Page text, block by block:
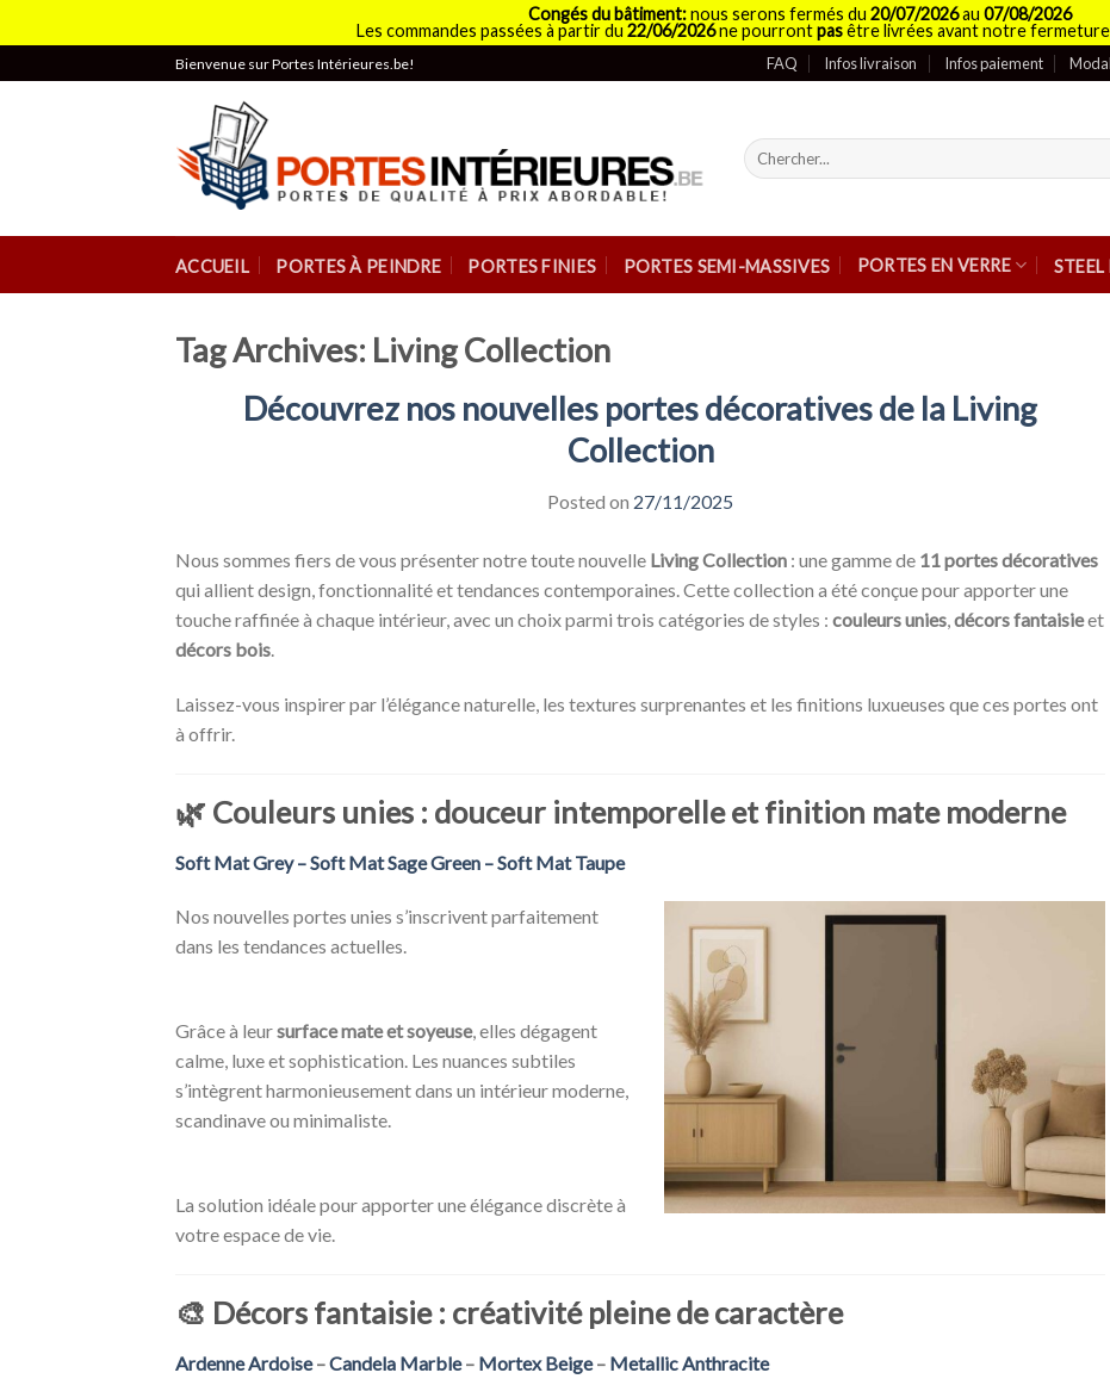
Congés du bâtiment:nous serons fermés du 20/07/2026au 07/08/2026
Les commandes passées à partir du 22/06/2026ne pourrontpasêtre livrées avant notre fermeture
to
Bienvenue sur Portes Intérieures.be! FAQ Infos livraison Infos paiement
Recherche
pour :
ACCUEIL PORTES À PEINDRE PORTES FINIES PORTES SEMI-MASSIVES PORTES EN VERRE
Tag Archives: Living Collection
Découvrez nos nouvelles portes décoratives de la Living
Collection
Posted on 27/11/2025
Nous sommes fiers de vous présenter notre toute nouvelle Living Collection : une gamme de 11 portes décoratives
qui allient design, fonctionnalité et tendances contemporaines. Cette collection a été conçue pour apporter une
touche raffinée à chaque intérieur, avec un choix parmi trois catégories de styles : couleurs unies,décors fantaisieet
décors bois.
Laissez-vous inspirer par l’élégance naturelle, les textures surprenantes et les finitions luxueuses que ces portes ont
à offrir.
🌿 Couleurs unies : douceur intemporelle et finition mate moderne
Soft Mat Grey – Soft Mat Sage Green – Soft Mat Taupe
Nos nouvelles portes unies s’inscrivent parfaitement
dans les tendances actuelles.
Grâce à leursurface mate et soyeuse, elles dégagent
calme, luxe et sophistication. Les nuances subtiles
s’intègrent harmonieusement dans un intérieur moderne,
scandinave ou minimaliste.
La solution idéale pour apporter une élégance discrète à
votre espace de vie.
🎨 Décors fantaisie : créativité pleine de caractère
Ardenne Ardoise–Candela Marble– Mortex Beige– Metallic Anthracite